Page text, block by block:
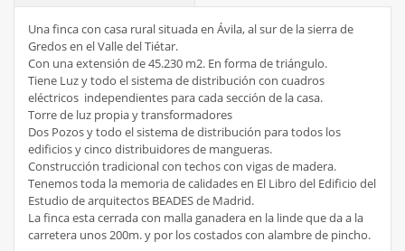
Una finca con casa rural situada en Ávila, al sur de la sierra de
Gredos en el Valle del Tiétar.
Con una extensión de 45.230 m2. En forma de triángulo.
Tiene Luz y todo el sistema de distribución con cuadros
eléctricos independientes para cada sección de la casa.
Torre de luz propia y transformadores
Dos Pozos y todo el sistema de distribución para todos los
edificios y cinco distribuidores de mangueras.
Construcción tradicional con techos con vigas de madera.
Tenemos toda la memoria de calidades en El Libro del Edificio del
Estudio de arquitectos BEADES de Madrid.
La finca esta cerrada con malla ganadera en la linde que da a la
carretera unos 200m. y por los costados con alambre de pincho.